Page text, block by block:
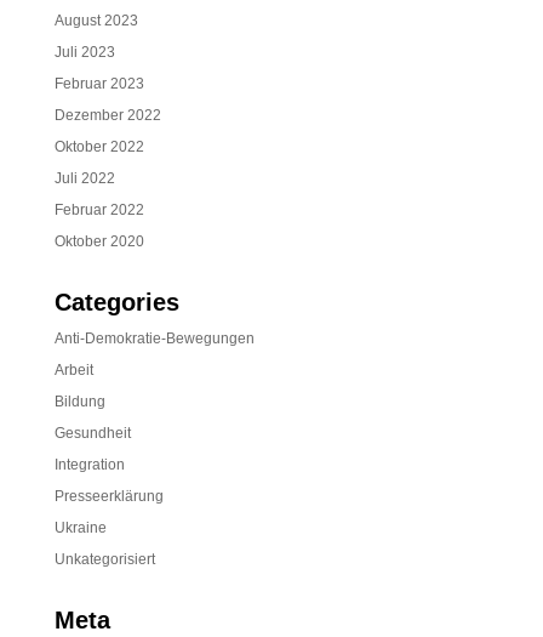
August 2023
Juli 2023
Februar 2023
Dezember 2022
Oktober 2022
Juli 2022
Februar 2022
Oktober 2020
Categories
Anti-Demokratie-Bewegungen
Arbeit
Bildung
Gesundheit
Integration
Presseerklärung
Ukraine
Unkategorisiert
Meta